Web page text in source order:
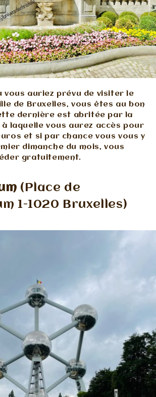
vous auriez prévu de visiter le
de Bruxelles, vous êtes au bon
dernière est abritée par la
à laquelle vous aurez accès pour
et si par chance vous vous y
dimanche du mois, vous
gratuitement.
(Place de
1-1020 Bruxelles)